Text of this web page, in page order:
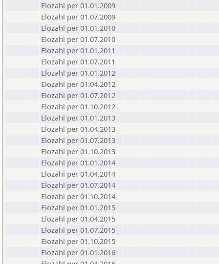
Elozahl per 01.01.2009
Elozahl per 01.07.2009
Elozahl per 01.01.2010
Elozahl per 01.07.2010
Elozahl per 01.01.2011
Elozahl per 01.07.2011
Elozahl per 01.01.2012
Elozahl per 01.04.2012
Elozahl per 01.07.2012
Elozahl per 01.10.2012
Elozahl per 01.01.2013
Elozahl per 01.04.2013
Elozahl per 01.07.2013
Elozahl per 01.10.2013
Elozahl per 01.01.2014
Elozahl per 01.04.2014
Elozahl per 01.07.2014
Elozahl per 01.10.2014
Elozahl per 01.01.2015
Elozahl per 01.04.2015
Elozahl per 01.07.2015
Elozahl per 01.10.2015
Elozahl per 01.01.2016